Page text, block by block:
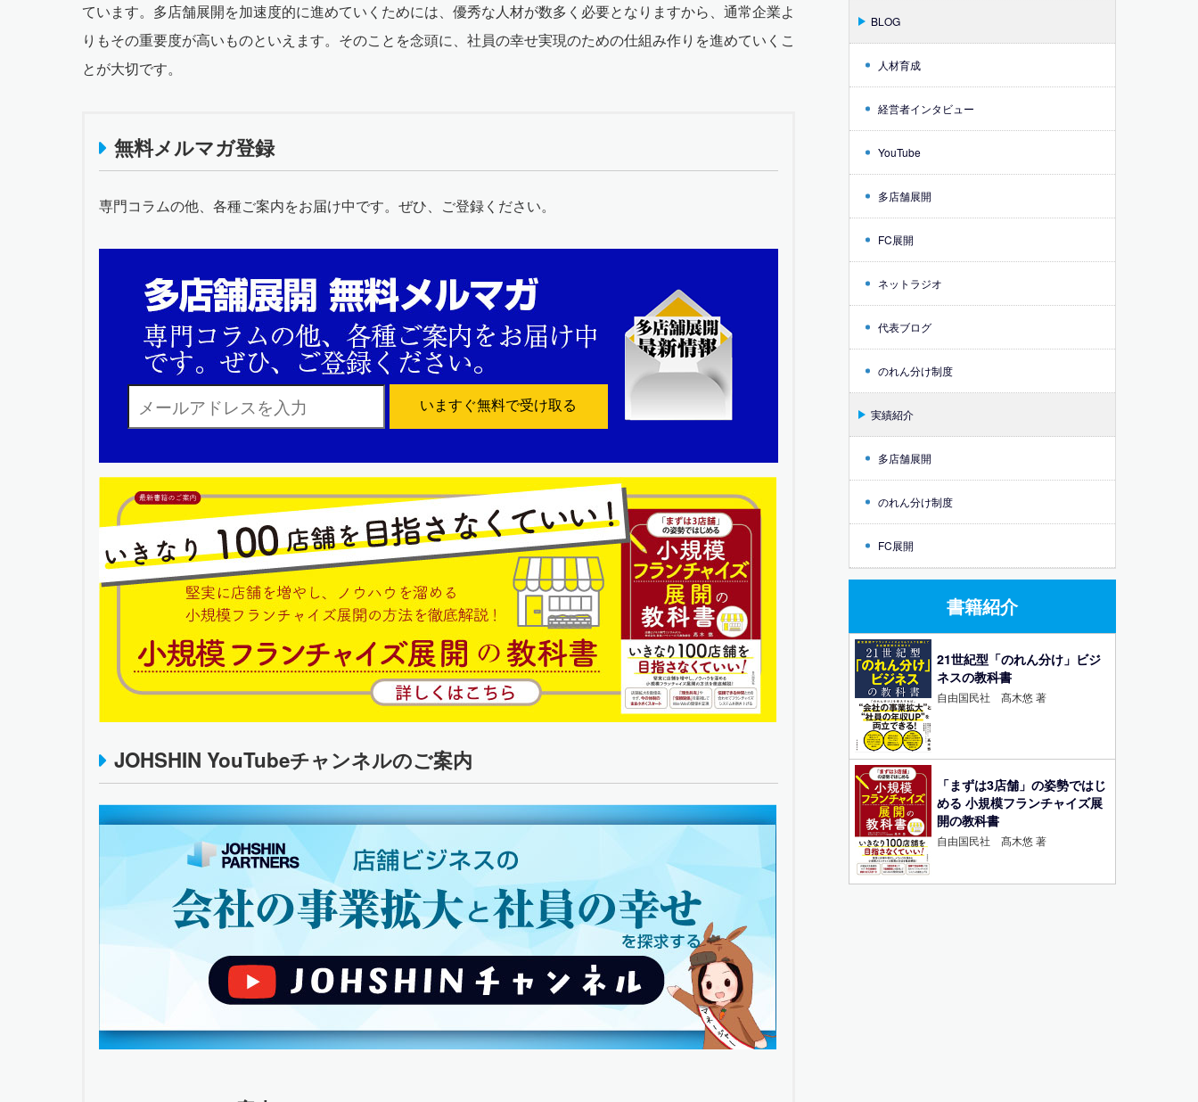
ています。多店舗展開を加速度的に進めていくためには、優秀な人材が数多く必要となりますから、通常企業よ
りもその重要度が高いものといえます。そのことを念頭に、社員の幸せ実現のための仕組み作りを進めていくこ
とが大切です。
無料メルマガ登録
専門コラムの他、各種ご案内をお届け中です。ぜひ、ご登録ください。
いますぐ無料で受け取る
JOHSHIN YouTubeチャンネルのご案内
BLOG
人材育成
経営者インタビュー
YouTube
多店舗展開
FC展開
ネットラジオ
代表ブログ
のれん分け制度
実績紹介
多店舗展開
のれん分け制度
FC展開
書籍紹介
21世紀型「のれん分け」ビジ
ネスの教科書
自由国民社 髙木悠 著
「まずは3店舗」の姿勢ではじ
める 小規模フランチャイズ展
開の教科書
自由国民社 髙木悠 著